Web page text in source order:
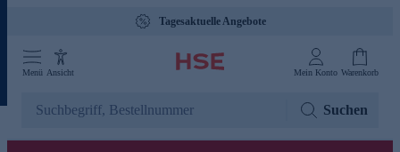
Tagesaktuelle Angebote
Menü Ansicht Mein Konto Warenkorb
Suchen